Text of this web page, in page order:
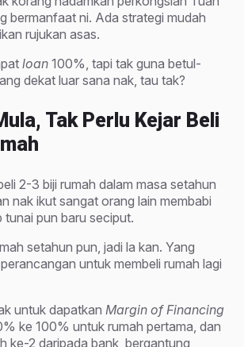
bermanfaat ni. Ada strategi mudah
rujukan asas.
loan 100%, tapi tak guna betul-
dekat luar sana nak, tau tak?
Tak Perlu Kejar Beli
2-3 biji rumah dalam masa setahun
nak ikut sangat orang lain membabi
tunai pun baru seciput.
setahun pun, jadi la kan. Yang
untuk membeli rumah lagi
untuk dapatkan Margin of Financing
ke 100% untuk rumah pertama, dan
ke-2 daripada bank, bergantung